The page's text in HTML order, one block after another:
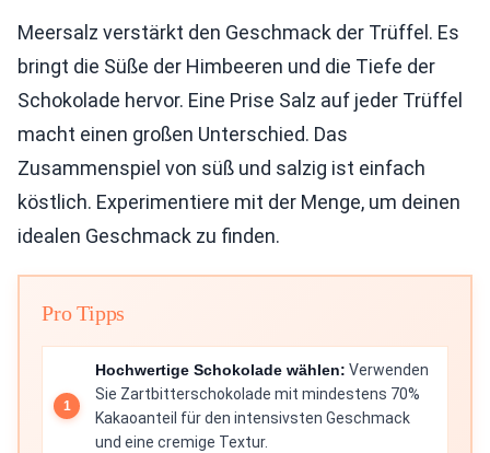
Meersalz verstärkt den Geschmack der Trüffel. Es
bringt die Süße der Himbeeren und die Tiefe der
Schokolade hervor. Eine Prise Salz auf jeder Trüffel
macht einen großen Unterschied. Das
Zusammenspiel von süß und salzig ist einfach
köstlich. Experimentiere mit der Menge, um deinen
idealen Geschmack zu finden.
Pro Tipps
Hochwertige Schokolade wählen: Verwenden
Sie Zartbitterschokolade mit mindestens 70%
Kakaoanteil für den intensivsten Geschmack
und eine cremige Textur.